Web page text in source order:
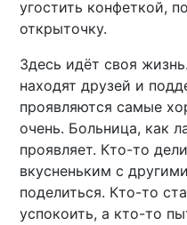
угостить конфеткой,
открыточку.
Здесь идёт своя
находят друзей и
проявляются самые
очень. Больница, как
проявляет. Кто-то
вкусненьким с
поделиться. Кто-то
успокоить, а кто-то